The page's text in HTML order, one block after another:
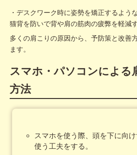
・デスクワーク時に姿勢を矯正するよう
猫背を防いで背や肩の筋肉の疲弊を軽
多くの肩こりの原因から、予防策と改善
ます。
スマホ・パソコンによる
方法
スマホを使う際、頭を下に向
使う工夫をする。